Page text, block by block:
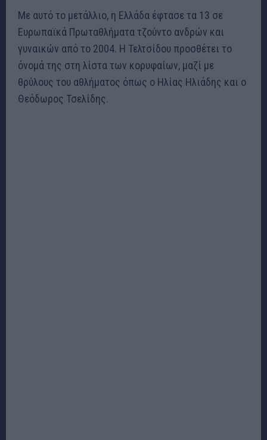
Με αυτό το μετάλλιο, η Ελλάδα έφτασε τα 13 σε
Ευρωπαϊκά Πρωταθλήματα τζούντο ανδρών και
γυναικών από το 2004. Η Τελτσίδου προσθέτει το
όνομά της στη λίστα των κορυφαίων, μαζί με
θρύλους του αθλήματος όπως ο Ηλίας Ηλιάδης και ο
Θεόδωρος Τσελίδης.